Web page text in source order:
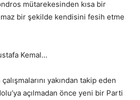
mütarekesinden kısa bir
bir şekilde kendisini fesih etme
Kemal…
yakından takip eden
açılmadan önce yeni bir Parti